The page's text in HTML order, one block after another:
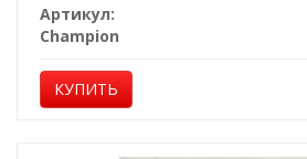
Артикул:
Champion
КУПИТЬ